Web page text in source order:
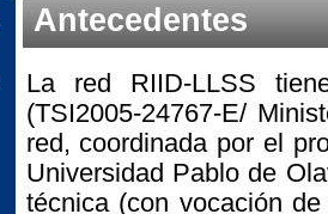
Antecedentes
La red RIID-LLSS
(TSI2005-24767-E/
red, coordinada por el
Universidad Pablo de
técnica (con vocación